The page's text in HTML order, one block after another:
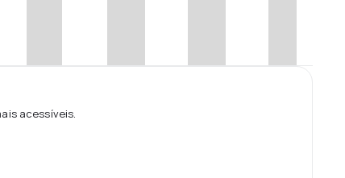
acessíveis.